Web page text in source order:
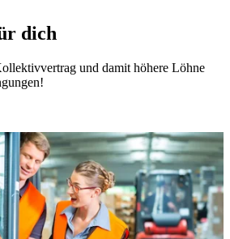
dich
und damit höhere Löhne